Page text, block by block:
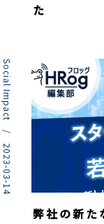
た
Social Impact / 2023-03-14
弊社の新た